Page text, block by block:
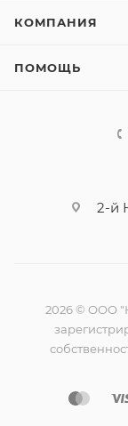
КОМПАНИЯ
ПОМОЩЬ
2-й
2026 © ООО